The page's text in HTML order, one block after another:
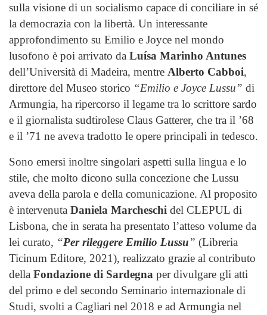
sulla visione di un socialismo capace di conciliare in sé
la democrazia con la libertà. Un interessante
approfondimento su Emilio e Joyce nel mondo
lusofono è poi arrivato da Luísa Marinho Antunes
dell’Università di Madeira, mentre Alberto Cabboi,
direttore del Museo storico “Emilio e Joyce Lussu” di
Armungia, ha ripercorso il legame tra lo scrittore sardo
e il giornalista sudtirolese Claus Gatterer, che tra il ’68
e il ’71 ne aveva tradotto le opere principali in tedesco.
Sono emersi inoltre singolari aspetti sulla lingua e lo
stile, che molto dicono sulla concezione che Lussu
aveva della parola e della comunicazione. Al proposito
è intervenuta Daniela Marcheschi del CLEPUL di
Lisbona, che in serata ha presentato l’atteso volume da
lei curato, “Per rileggere Emilio Lussu” (Libreria
Ticinum Editore, 2021), realizzato grazie al contributo
della Fondazione di Sardegna per divulgare gli atti
del primo e del secondo Seminario internazionale di
Studi, svolti a Cagliari nel 2018 e ad Armungia nel